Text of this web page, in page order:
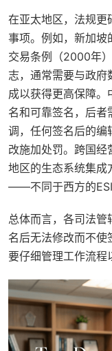
在亚太地区，法规更
事项。例如，新加
交易条例（2000年
志，通常需要与政
成以获得更高保障
名和可靠签名，后者
调，任何签名后的编
改施加处罚。跨国经
地区的生态系统集
——不同于西方的
总体而言，各司法
名后无法修改而不使
要仔细管理工作流程